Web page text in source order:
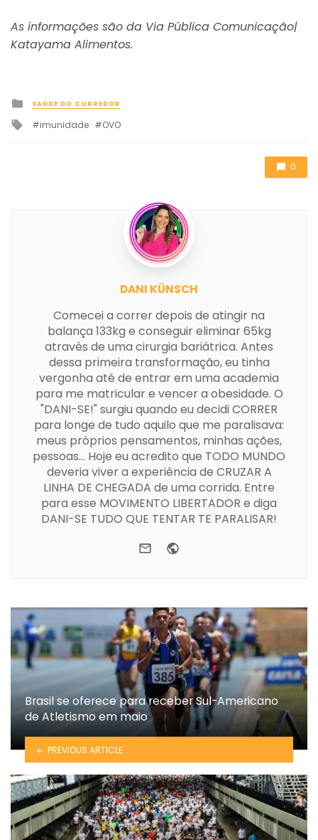
As informações são da Via Pública Comunicação|
Katayama Alimentos.
Posted
in
SAÚDE DO CORREDOR
Tagged
imunidade OVO
0
DANI KÜNSCH
Comecei a correr depois de atingir na
balança 133kg e conseguir eliminar 65kg
através de uma cirurgia bariátrica. Antes
dessa primeira transformação, eu tinha
vergonha até de entrar em uma academia
para me matricular e vencer a obesidade. O
"DANI-SE!" surgiu quando eu decidi CORRER
para longe de tudo aquilo que me paralisava:
meus próprios pensamentos, minhas ações,
pessoas... Hoje eu acredito que TODO MUNDO
deveria viver a experiência de CRUZAR A
LINHA DE CHEGADA de uma corrida. Entre
para esse MOVIMENTO LIBERTADOR e diga
DANI-SE TUDO QUE TENTAR TE PARALISAR!
e-mail
Brasil se oferece para receber Sul-Americano
de Atletismo em maio
PREVIOUS ARTICLE